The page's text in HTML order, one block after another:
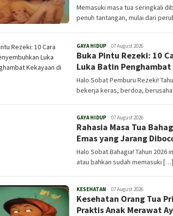
Memasuki masa tua seringkali
penuh tantangan, mulai dari
GAYA HIDUP Admin
07 August 2026
Buka Pintu Rezeki: 10
Luka Batin
Halo Sobat Pemburu Rezeki!
bekerja keras, berdoa,
GAYA HIDUP Admin
07 August 2026
Rahasia Masa Tua
Emas yang Jarang
Halo Sobat Bahagia! Tahun 2026
atau bahkan sudah memasuki […]
KESEHATAN Admin
07 August 2026
Kesehatan Orang Tua
Praktis Anak Merawat